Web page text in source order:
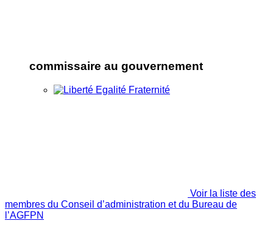
commissaire au gouvernement
Voir la liste des
membres du Conseil d’administration et du Bureau de
l’AGFPN